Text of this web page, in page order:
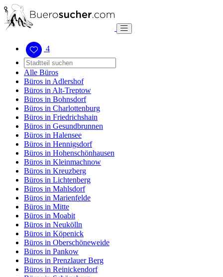
4
Alle Büros
Büros in Adlershof
Büros in Alt-Treptow
Büros in Bohnsdorf
Büros in Charlottenburg
Büros in Friedrichshain
Büros in Gesundbrunnen
Büros in Halensee
Büros in Hennigsdorf
Büros in Hohenschönhausen
Büros in Kleinmachnow
Büros in Kreuzberg
Büros in Lichtenberg
Büros in Mahlsdorf
Büros in Marienfelde
Büros in Mitte
Büros in Moabit
Büros in Neukölln
Büros in Köpenick
Büros in Oberschöneweide
Büros in Pankow
Büros in Prenzlauer Berg
Büros in Reinickendorf